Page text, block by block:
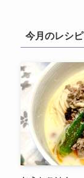
今月のレシピ